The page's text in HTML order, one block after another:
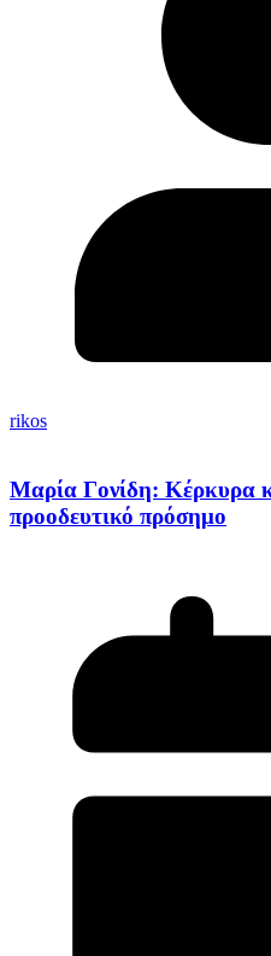
rikos
Μαρία Γονίδη: Κέρκυρα
προοδευτικό πρόσημο